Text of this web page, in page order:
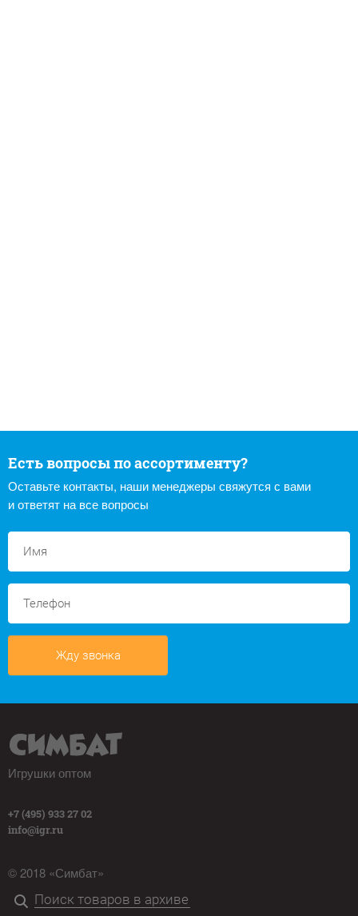
Есть вопросы по ассортименту?
Оставьте контакты, наши менеджеры свяжутся с вами
и ответят на все вопросы
Жду звонка
Игрушки оптом
+7 (495) 933 27 02
info@igr.ru
© 2018 «Симбат»